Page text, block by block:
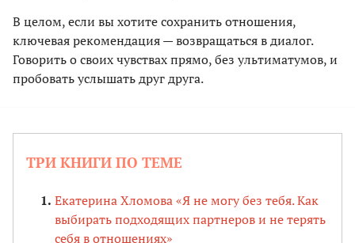
В целом, если вы хотите сохранить отношения,
ключевая рекомендация — возвращаться в диалог.
Говорить о своих чувствах прямо, без ультиматумов, и
пробовать услышать друг друга.
ТРИ КНИГИ ПО ТЕМЕ
Екатерина Хломова «Я не могу без тебя. Как
выбирать подходящих партнеров и не терять
себя в отношениях»